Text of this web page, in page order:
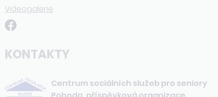
Videogalerie
KONTAKTY
Centrum sociálních služeb pro seniory